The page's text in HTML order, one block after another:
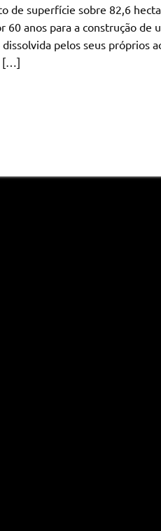
de superfície sobre 82,6
anos para a construção de
pelos seus próprios
[…]